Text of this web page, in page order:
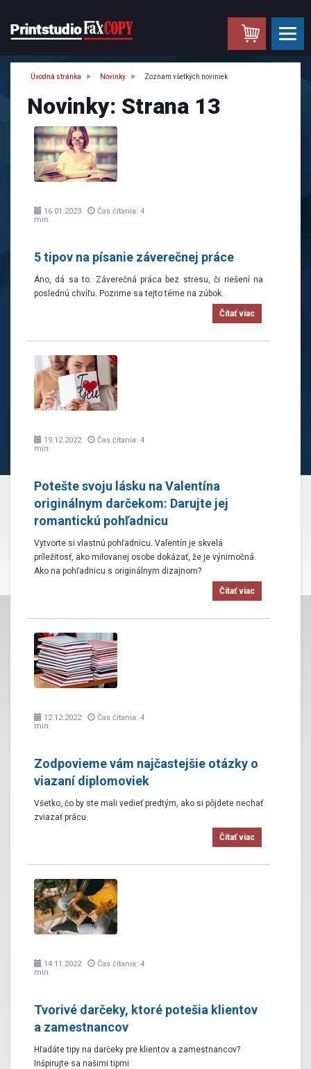
.
Úvodná stránka Novinky Zoznam všetkých noviniek
Novinky: Strana 13
16.01.2023
Čas čítania: 4
min.
5 tipov na písanie záverečnej práce
Áno, dá sa to. Záverečná práca bez stresu, či riešení na
poslednú chvíľu. Pozrime sa tejto téme na zúbok.
Čítať viac
19.12.2022
Čas čítania: 4
min.
Potešte svoju lásku na Valentína
originálnym darčekom: Darujte jej
romantickú pohľadnicu
Vytvorte si vlastnú pohľadnicu. Valentín je skvelá
príležitosť, ako milovanej osobe dokázať, že je výnimočná.
Ako na pohľadnicu s originálnym dizajnom?
Čítať viac
12.12.2022
Čas čítania: 4
min.
Zodpovieme vám najčastejšie otázky o
viazaní diplomoviek
Všetko, čo by ste mali vedieť predtým, ako si pôjdete nechať
zviazať prácu.
Čítať viac
14.11.2022
Čas čítania: 4
min.
Tvorivé darčeky, ktoré potešia klientov
a zamestnancov
Hľadáte tipy na darčeky pre klientov a zamestnancov?
Inšpirujte sa našimi tipmi